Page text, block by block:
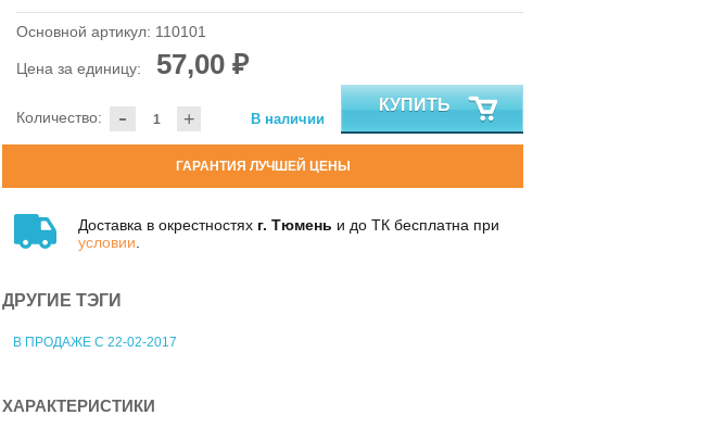
Основной артикул: 110101
Цена за единицу: 57,00 ₽
- +
Количество: В наличии
КУПИТЬ
ГАРАНТИЯ ЛУЧШЕЙ ЦЕНЫ
Доставка в окрестностях г. Тюмень и до ТК бесплатна при
условии
ДРУГИЕ ТЭГИ
В ПРОДАЖЕ С 22-02-2017
ХАРАКТЕРИСТИКИ